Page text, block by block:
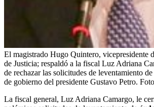
El magistrado Hugo Quintero, vicepresidente
de Justicia; respaldó a la fiscal Luz Adriana
de rechazar las solicitudes de leventamiento
de gobierno del presidente Gustavo Petro.
La fiscal general, Luz Adriana Camargo, le